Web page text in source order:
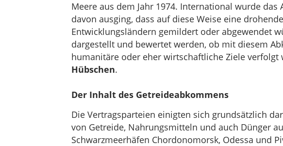
Meere aus dem Jahr 1974. International wurde
davon ausging, dass auf diese Weise eine
Entwicklungsländern gemildert oder abgewendet
dargestellt und bewertet werden, ob mit diesem
humanitäre oder eher wirtschaftliche Ziele verfolgt
Hübschen.
Der Inhalt des Getreideabkommens
Die Vertragsparteien einigten sich grundsätzlich
von Getreide, Nahrungsmitteln und auch Dünger
Schwarzmeerhäfen Chordonomorsk, Odessa und